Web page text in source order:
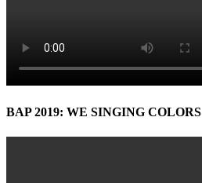
BAP 2019: WE SINGING COLORS